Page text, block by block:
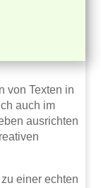
von Texten in
auch im
ausrichten
einer echten